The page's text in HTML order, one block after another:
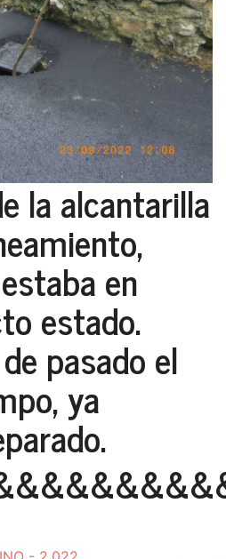
la alcantarilla
en
estado.
pasado el
ya